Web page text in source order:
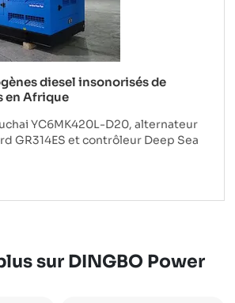
diesel insonorisés de
en Afrique
YC6MK420L-D20, alternateur
GR314ES et contrôleur Deep Sea
sur DINGBO Power